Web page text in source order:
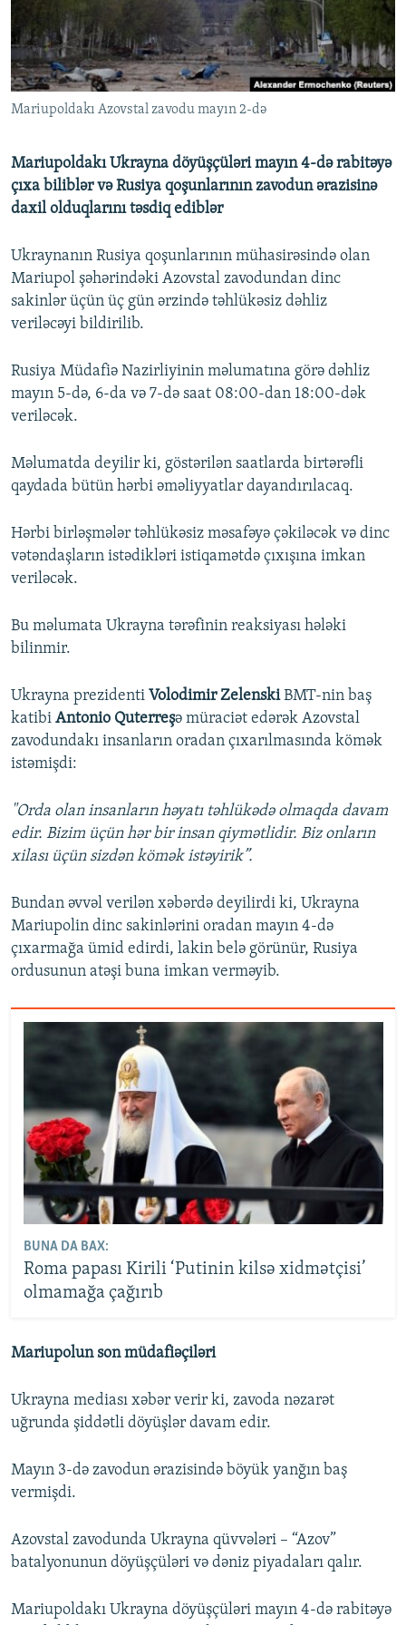
İNFOQRAFIKA
KARIKATURA
AZƏRBAYCAN ƏDƏBIYYATI KITABXANASI
İSLAM VƏ DEMOKRATIYA
İZ - MƏDƏNIYYƏT PROQRAMI
MISSIYAMIZ
PEŞƏ ETIKASI VƏ JURNALISTIKA STANDARTLARIMIZ
MATERIALLARIMIZDAN ISTIFADƏ
AZADLIQRADIOSU MOBIL TELEFONUNUZDA
XƏBƏR BÜLLETENLƏRIMIZ
BIZI IZLƏ
RFE/RL-in bütün saytları
Mariupoldakı Azovstal zavodu mayın 2-də
Mariupoldakı Ukrayna döyüşçüləri mayın 4-də rabitəyə
çıxa biliblər və Rusiya qoşunlarının zavodun ərazisinə
daxil olduqlarını təsdiq ediblər
Ukraynanın Rusiya qoşunlarının mühasirəsində olan
Mariupol şəhərindəki Azovstal zavodundan dinc
sakinlər üçün üç gün ərzində təhlükəsiz dəhliz
veriləcəyi bildirilib.
Rusiya Müdafiə Nazirliyinin məlumatına görə dəhliz
mayın 5-də, 6-da və 7-də saat 08:00-dan 18:00-dək
veriləcək.
Məlumatda deyilir ki, göstərilən saatlarda birtərəfli
qaydada bütün hərbi əməliyyatlar dayandırılacaq.
Hərbi birləşmələr təhlükəsiz məsafəyə çəkiləcək və dinc
vətəndaşların istədikləri istiqamətdə çıxışına imkan
veriləcək.
Bu məlumata Ukrayna tərəfinin reaksiyası hələki
bilinmir.
Ukrayna prezidenti Volodimir ZelenskiBMT-nin baş
katibi Antonio Quterreşə müraciət edərək Azovstal
zavodundakı insanların oradan çıxarılmasında kömək
istəmişdi:
"Orda olan insanların həyatı təhlükədə olmaqda davam
edir. Bizim üçün hər bir insan qiymətlidir. Biz onların
xilası üçün sizdən kömək istəyirik”.
Bundan əvvəl verilən xəbərdə deyilirdi ki, Ukrayna
Mariupolin dinc sakinlərini oradan mayın 4-də
çıxarmağa ümid edirdi, lakin belə görünür, Rusiya
ordusunun atəşi buna imkan verməyib.
BUNA DA BAX:
Roma papası Kirili ‘Putinin kilsə xidmətçisi’
olmamağa çağırıb
Mariupolun son müdafiəçiləri
Ukrayna mediası xəbər verir ki, zavoda nəzarət
uğrunda şiddətli döyüşlər davam edir.
Mayın 3-də zavodun ərazisində böyük yanğın baş
vermişdi.
Azovstal zavodunda Ukrayna qüvvələri – “Azov”
batalyonunun döyüşçüləri və dəniz piyadaları qalır.
Mariupoldakı Ukrayna döyüşçüləri mayın 4-də rabitəyə